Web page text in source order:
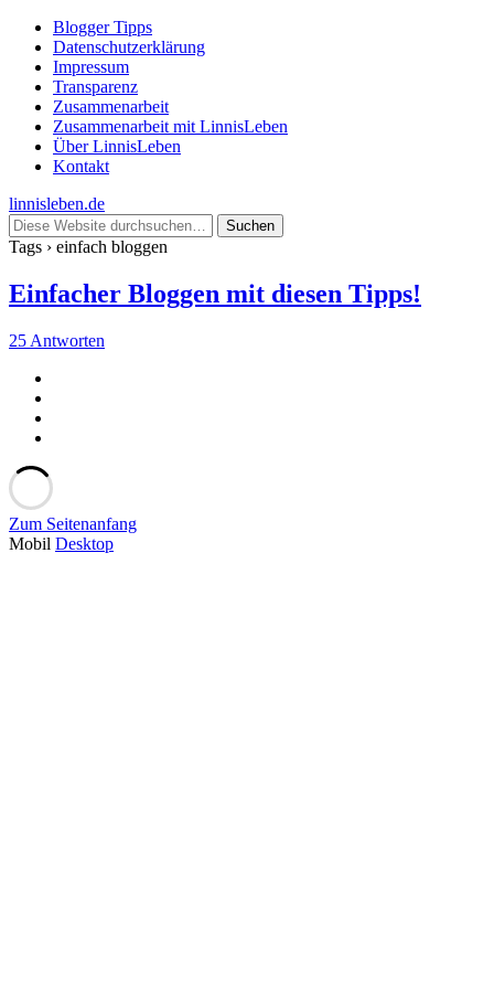
Blogger Tipps
Datenschutzerklärung
Impressum
Transparenz
Zusammenarbeit
Zusammenarbeit mit LinnisLeben
Über LinnisLeben
Kontakt
linnisleben.de
Tags › einfach bloggen
Einfacher Bloggen mit diesen Tipps!
25 Antworten
Zum Seitenanfang
Mobil Desktop